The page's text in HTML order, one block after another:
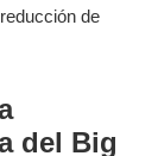
de
del Big